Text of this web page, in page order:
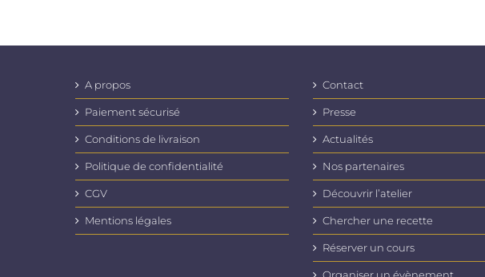
A propos
Paiement sécurisé
Conditions de livraison
Politique de confidentialité
CGV
Mentions légales
Contact
Presse
Actualités
Nos partenaires
Découvrir l’atelier
Chercher une recette
Réserver un cours